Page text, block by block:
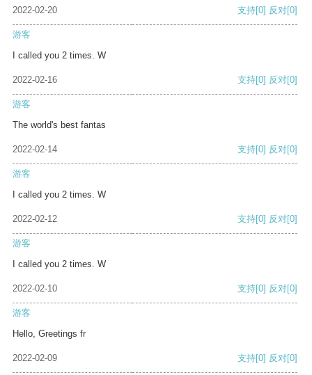
2022-02-20 支持[0] 反对[0]
游客
I called you 2 times. W
2022-02-16 支持[0] 反对[0]
游客
The world's best fantas
2022-02-14 支持[0] 反对[0]
游客
I called you 2 times. W
2022-02-12 支持[0] 反对[0]
游客
I called you 2 times. W
2022-02-10 支持[0] 反对[0]
游客
Hello, Greetings fr
2022-02-09 支持[0] 反对[0]